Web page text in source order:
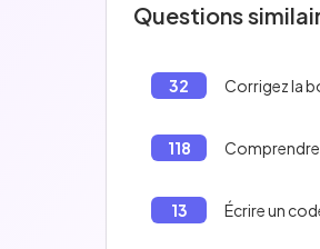
Questions
32 Corrigez la
118 Comprendre
13 Écrire un